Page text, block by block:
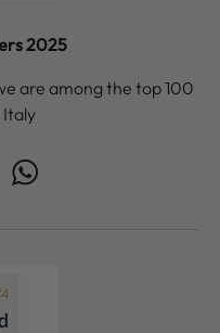
2025
are among the top 100
Italy
WhatsApp